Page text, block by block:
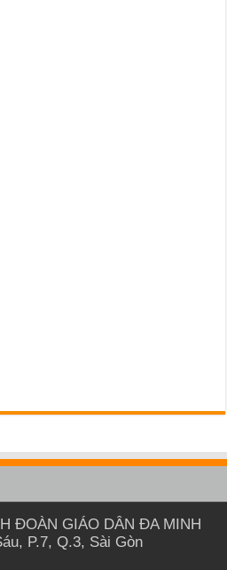
ĐOÀN GIÁO DÂN ĐA MINH
P.7, Q.3, Sài Gòn